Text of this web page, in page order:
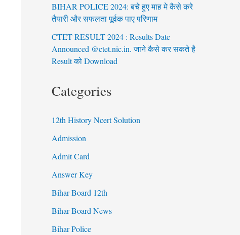
BIHAR POLICE 2024: बचे हुए माह मे कैसे करे
तैयारी और सफलता पूर्वक पाए परिणाम
CTET RESULT 2024 : Results Date
Announced @ctet.nic.in. जाने कैसे कर सकते है
Result को Download
Categories
12th History Ncert Solution
Admission
Admit Card
Answer Key
Bihar Board 12th
Bihar Board News
Bihar Police